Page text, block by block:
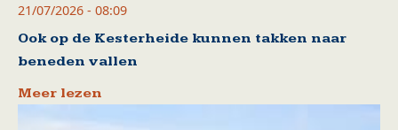
21/07/2026 - 08:09
Ook op de Kesterheide kunnen takken naar
beneden vallen
Meer lezen